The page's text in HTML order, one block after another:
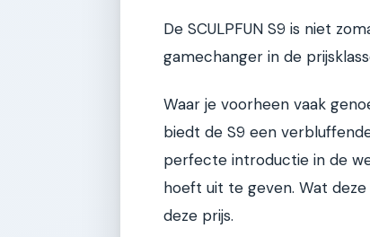
De SCULPFUN S9 is niet
gamechanger in de
Waar je voorheen vaak
biedt de S9 een
perfecte introductie in de
hoeft uit te geven. Wat
deze prijs.